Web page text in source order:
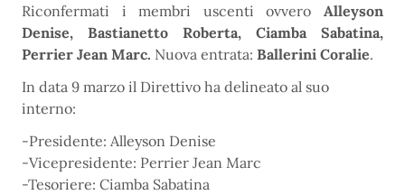
Riconfermati i membri uscenti ovvero Alleyson
Denise, Bastianetto Roberta, Ciamba Sabatina,
Perrier Jean Marc. Nuova entrata: Ballerini Coralie.
In data 9 marzo il Direttivo ha delineato al suo
interno:
-Presidente: Alleyson Denise
-Vicepresidente: Perrier Jean Marc
-Tesoriere: Ciamba Sabatina